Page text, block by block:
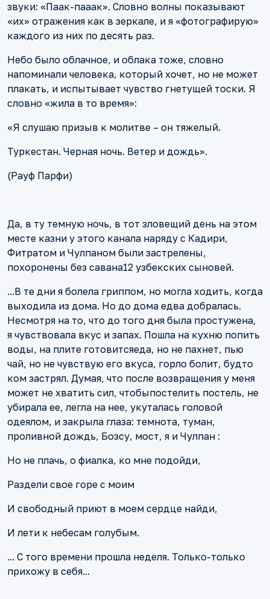
звуки: «Паак-пааак». Словно волны показывают
«их» отражения как в зеркале, и я «фотографирую»
каждого из них по десять раз.
Небо было облачное, и облака тоже, словно
напоминали человека, который хочет, но не может
плакать, и испытывает чувство гнетущей тоски. Я
словно «жила в то время»:
«Я слушаю призыв к молитве – он тяжелый.
Туркестан. Черная ночь. Ветер и дождь».
(Рауф Парфи)
Да, в ту темную ночь, в тот зловещий день на этом
месте казни у этого канала наряду с Кадири,
Фитратом и Чулпаном были застрелены,
похоронены без савана12 узбекских сыновей.
...В те дни я болела гриппом, но могла ходить, когда
выходила из дома. Но до дома едва добралась.
Несмотря на то, что до того дня была простужена,
я чувствовала вкус и запах. Пошла на кухню попить
воды, на плите готовитсяеда, но не пахнет, пью
чай, но не чувствую его вкуса, горло болит, будто
ком застрял. Думая, что после возвращения у меня
может не хватить сил, чтобыпостелить постель, не
убирала ее, легла на нее, укуталась головой
одеялом, и закрыла глаза: темнота, туман,
проливной дождь, Бозсу, мост, я и Чулпан :
Но не плачь, о фиалка, ко мне подойди,
Раздели свое горе с моим
И свободный приют в моем сердце найди,
И лети к небесам голубым.
... С того времени прошла неделя. Только-только
прихожу в себя...